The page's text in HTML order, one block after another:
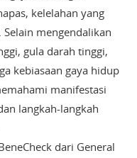
kelelahan yang
mengendalikan
gula darah tinggi,
kebiasaan gaya hidup
manifestasi
langkah-langkah
dari General